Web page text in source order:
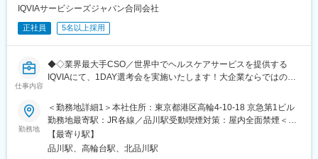
可能となっております！
■MRのやりがい：
・社会貢献度の高い営業ができる！
→人の健康を左右する薬が商材であり、やりがいや誇りを持って
業務に臨んでいただけます。
・営業活動に専念できる！
は専門的な業務に専念できます。
■研修について：
まずはご入社から2か月間のMR導入研修を受講しMR資格を取得
IQVIAサービシーズジャパン合同会社
正社員 5名以上採用
仕事内容
◆◇業界最大手CSO／世界中でヘルスケアサービスを提供する
IQVIAにて、1DAY選考会を実施いたします！大企業ならではの豊
＜募集概要＞
総合ヘルスケアカンパニーである同社にて、MR経験者を対象に
1DAY選考会を実施いたします！将来的にはMR経験者が活躍する
さまざまなキャリアパスのご用意がございます！ご興味をお持ち
勤務地
＜勤務地詳細1＞本社住所：東京都港区高輪4-10-18 京急第1ビル
勤務地最寄駅：JR各線／品川駅受動喫煙対策：屋内全面禁煙＜勤
務地詳細2＞全国住所：全国 ※希望勤務地はアドバイザーにお伝
えください。 受動喫煙対策：屋内全面禁煙変更の範囲：会社の定
【最寄り駅】
品川駅、高輪台駅、北品川駅